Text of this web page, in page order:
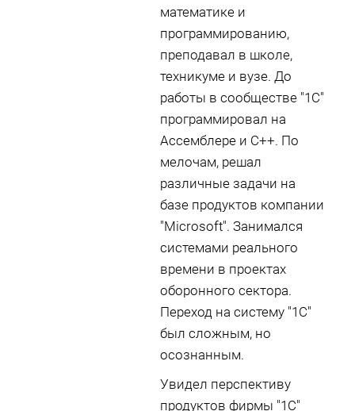
математике и
программированию,
преподавал в школе,
техникуме и вузе. До
работы в сообществе "1С"
программировал на
Ассемблере и С++. По
мелочам, решал
различные задачи на
базе продуктов компании
"Microsoft". Занимался
системами реального
времени в проектах
оборонного сектора.
Переход на систему "1С"
был сложным, но
осознанным.
Увидел перспективу
продуктов фирмы "1С"